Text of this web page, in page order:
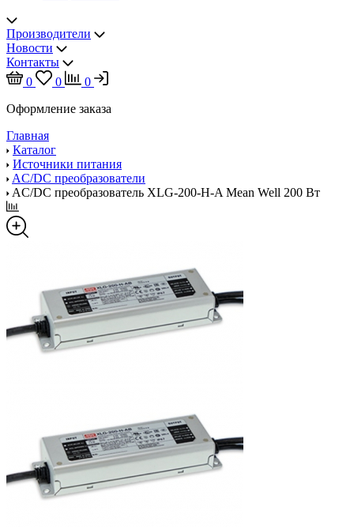
Производители
Новости
Контакты
0
0
0
Оформление заказа
Главная
Каталог
Источники питания
AC/DC преобразователи
AC/DC преобразователь XLG-200-H-A Mean Well 200 Вт